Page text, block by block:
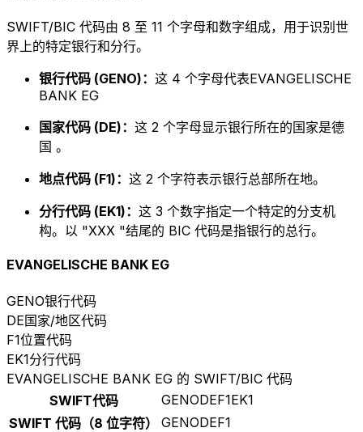
SWIFT/BIC 代码由 8 至 11 个字母和数字组成，用于识别世
界上的特定银行和分行。
银行代码 (GENO)： 这 4 个字母代表EVANGELISCHE
BANK EG
国家代码 (DE)： 这 2 个字母显示银行所在的国家是德
国 。
地点代码 (F1)： 这 2 个字符表示银行总部所在地。
分行代码 (EK1)： 这 3 个数字指定一个特定的分支机
构。以 "XXX "结尾的 BIC 代码是指银行的总行。
EVANGELISCHE BANK EG
GENO银行代码
DE国家/地区代码
F1位置代码
EK1分行代码
EVANGELISCHE BANK EG 的 SWIFT/BIC 代码
SWIFT代码
GENODEF1EK1
SWIFT 代码（8 位字符）
GENODEF1